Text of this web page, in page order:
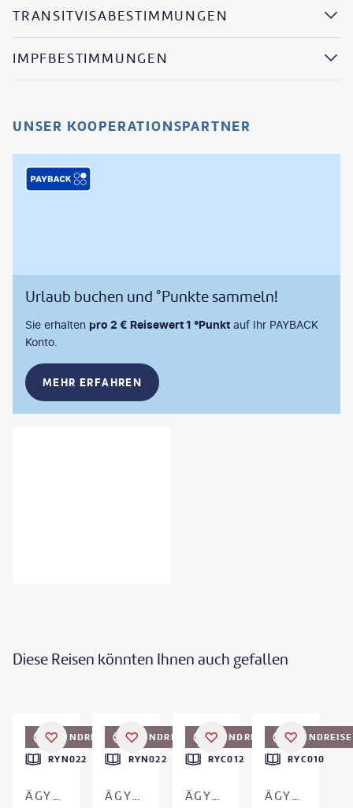
TRANSITVISABESTIMMUNGEN
IMPFBESTIMMUNGEN
UNSER KOOPERATIONSPARTNER
Urlaub buchen und °Punkte sammeln!
Sie erhalten pro 2 € Reisewert 1 °Punkt auf Ihr PAYBACK
Konto.
MEHR ERFAHREN
Diese Reisen könnten Ihnen auch gefallen
RUNDREISE
RYN022
ÄGYPTEN
RUNDREISE
RYN022
ÄGYPTEN
RUNDREISE
RYC012
ÄGYPTEN
RUNDREISE
RYC010
ÄGYPTEN - KAIRO, NIL & ROTES MEER